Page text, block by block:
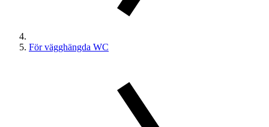
För vägghängda WC